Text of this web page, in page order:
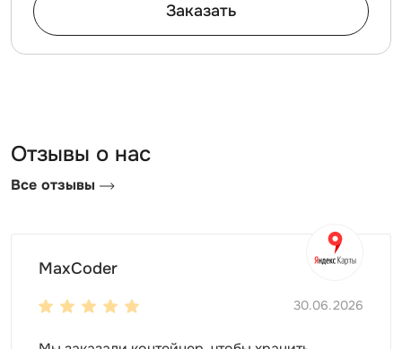
Заказать
Отзывы о нас
Все отзывы
MaxCoder
30.06.2026